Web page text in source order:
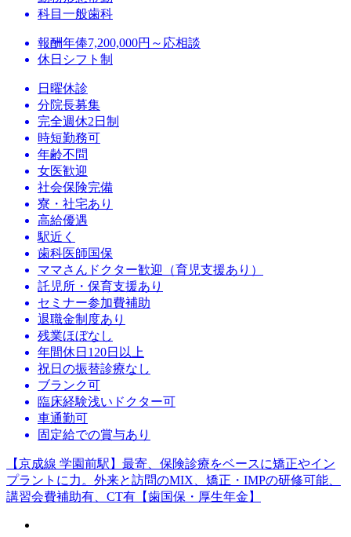
科目 一般歯科
報酬年俸7,200,000円～応相談
休日 シフト制
日曜休診
分院長募集
完全週休2日制
時短勤務可
年齢不問
女医歓迎
社会保険完備
寮・社宅あり
高給優遇
駅近く
歯科医師国保
ママさんドクター歓迎（育児支援あり）
託児所・保育支援あり
セミナー参加費補助
退職金制度あり
残業ほぼなし
年間休日120日以上
祝日の振替診療なし
ブランク可
臨床経験浅いドクター可
車通勤可
固定給での賞与あり
【京成線 学園前駅】最寄、保険診療をベースに矯正やイン
プラントに力。外来と訪問のMIX、矯正・IMPの研修可能、
講習会費補助有、CT有【歯国保・厚生年金】